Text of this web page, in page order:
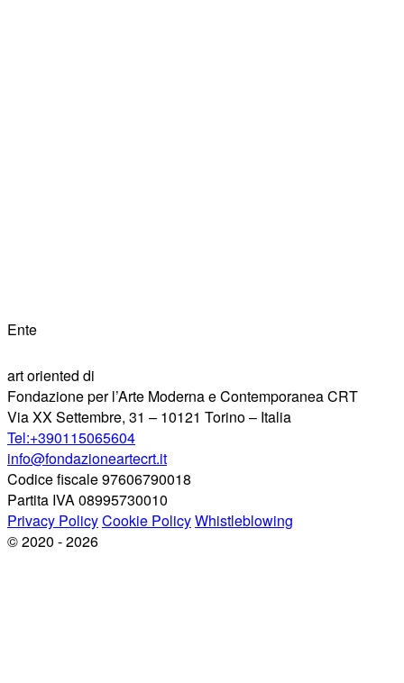
Ente
art oriented di
Fondazione per l’Arte Moderna e Contemporanea CRT
Via XX Settembre, 31 – 10121 Torino – Italia
Tel:+390115065604
info@fondazioneartecrt.it
Codice fiscale 97606790018
Partita IVA 08995730010
Privacy PolicyCookie PolicyWhistleblowing
© 2020 - 2026